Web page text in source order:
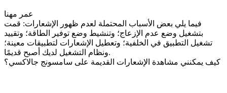
عمر مهنا
فيما يلي بعض الأسباب المحتملة لعدم ظهور الإشعارات: قمت
بتشغيل وضع عدم الإزعاج؛ وتنشيط وضع توفير الطاقة؛ وتقييد
تشغيل التطبيق في الخلفية؛ وتعطيل الإشعارات لتطبيقات معينة؛
ونظام التشغيل لديك أصبح قديمًا.
كيف يمكنني مشاهدة الإشعارات القديمة على سامسونج جالاكسي؟